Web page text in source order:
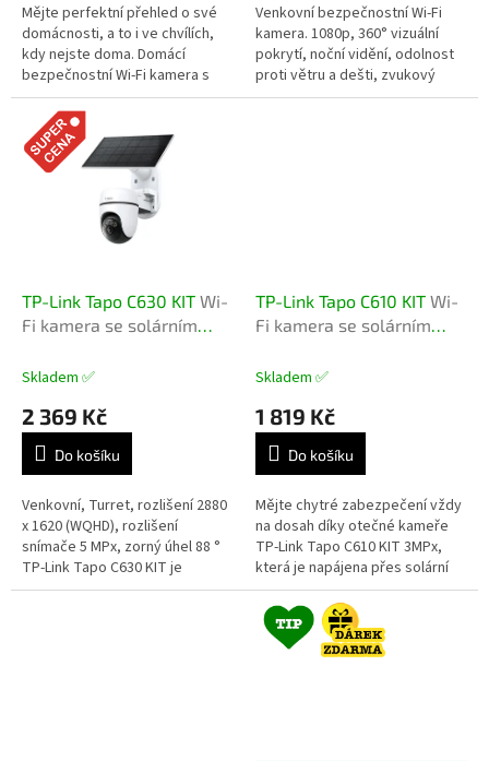
Mějte perfektní přehled o své
domácnosti, a to i ve chvílích,
kdy nejste doma. Domácí
bezpečnostní Wi-Fi kamera s
horizontálním a vertikálním
otáčením
Venkovní bezpečnostní Wi-Fi
kamera. 1080p, 360° vizuální
pokrytí, noční vidění, odolnost
proti větru a dešti, zvukový
alarm, režim fyzického
TP-Link Tapo C630 KIT Wi-
Fi kamera se solárním
Skladem ✅
2 369 Kč
Do košíku
Venkovní, Turret, rozlišení 2880
x 1620 (WQHD), rozlišení
snímače 5 MPx, zorný úhel 88 °
TP-Link Tapo C630 KIT je
komplexním řešením pro
TP-Link Tapo C610 KIT Wi-
Fi kamera se solárním
Skladem ✅
1 819 Kč
Do košíku
Mějte chytré zabezpečení vždy
na dosah díky otečné kameře
TP-Link Tapo C610 KIT 3MPx,
která je napájena přes solární
panel. Díky plnému 360° pokrytí,
nočnímu vidění v barvách...